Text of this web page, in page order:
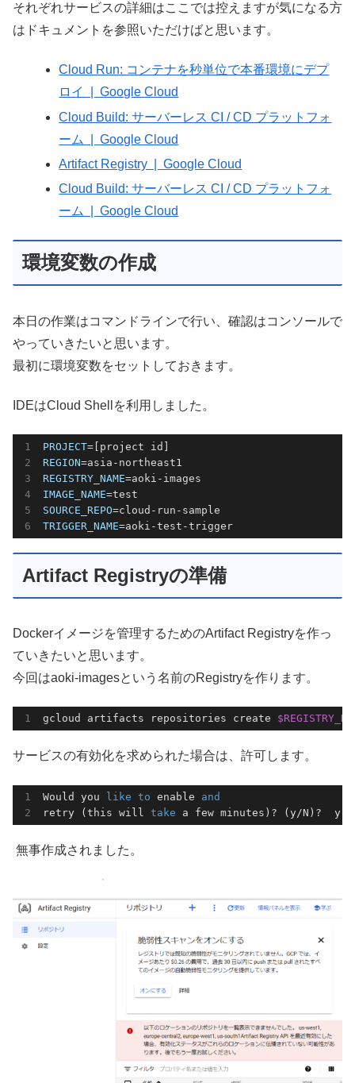
それぞれサービスの詳細はここでは控えますが気になる方
はドキュメントを参照いただけばと思います。
Cloud Run: コンテナを秒単位で本番環境にデプ
ロイ | Google Cloud
Cloud Build: サーバーレス CI / CD プラットフォ
ーム | Google Cloud
Artifact Registry | Google Cloud
Cloud Build: サーバーレス CI / CD プラットフォ
ーム | Google Cloud
環境変数の作成
本日の作業はコマンドラインで行い、確認はコンソールで
やっていきたいと思います。
最初に環境変数をセットしておきます。
IDEはCloud Shellを利用しました。
PROJECT
REGION
REGISTRY_NAME
IMAGE_NAME
SOURCE_REPO
TRIGGER_NAME=aoki-test-trigger
Artifact Registryの準備
Dockerイメージを管理するためのArtifact Registryを作っ
ていきたいと思います。
今回はaoki-imagesという名前のRegistryを作ります。
gcloud artifacts repositories create
サービスの有効化を求められた場合は、許可します。
Would you like to enable and
retry (this will take a few minutes)? (y/N)?  y
無事作成されました。